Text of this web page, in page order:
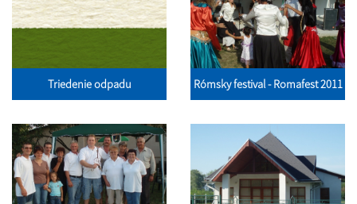
Triedenie odpadu Rómsky festival - Romafest 2011